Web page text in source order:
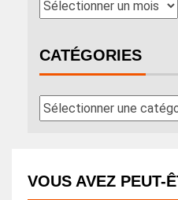
CATÉGORIES
VOUS AVEZ PEUT-